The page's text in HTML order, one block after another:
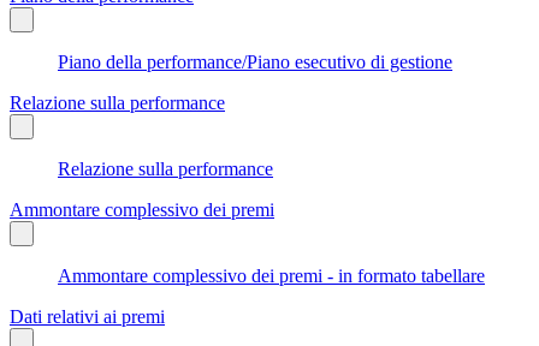
Piano della performance/Piano esecutivo di gestione
Relazione sulla performance
Relazione sulla performance
Ammontare complessivo dei premi
Ammontare complessivo dei premi - in formato tabellare
Dati relativi ai premi